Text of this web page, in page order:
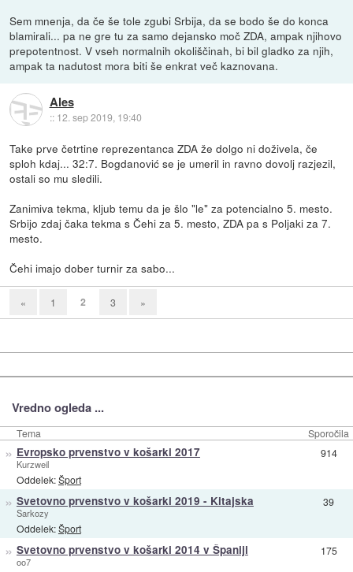
Sem mnenja, da če še tole zgubi Srbija, da se bodo še do konca
blamirali... pa ne gre tu za samo dejansko moč ZDA, ampak njihovo
prepotentnost. V vseh normalnih okoliščinah, bi bil gladko za njih,
ampak ta nadutost mora biti še enkrat več kaznovana.
Ales
:: 12. sep 2019, 19:40
Take prve četrtine reprezentanca ZDA že dolgo ni doživela, če
sploh kdaj... 32:7. Bogdanović se je umeril in ravno dovolj razjezil,
ostali so mu sledili.
Zanimiva tekma, kljub temu da je šlo "le" za potencialno 5. mesto.
Srbijo zdaj čaka tekma s Čehi za 5. mesto, ZDA pa s Poljaki za 7.
mesto.
Čehi imajo dober turnir za sabo...
« 1 2 3 »
Vredno ogleda ...
Tema Sporočila
» Evropsko prvenstvo v košarki 2017
Kurzweil
Oddelek:Šport
914
» Svetovno prvenstvo v košarki 2019 - Kitajska
Sarkozy
Oddelek:Šport
39
» Svetovno prvenstvo v košarki 2014 v Španiji
oo7
175